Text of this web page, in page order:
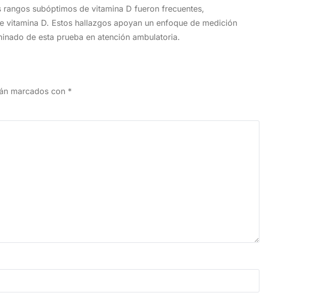
subóptimos de vitamina D fueron frecuentes,
D. Estos hallazgos apoyan un enfoque de medición
de esta prueba en atención ambulatoria.
marcados con *